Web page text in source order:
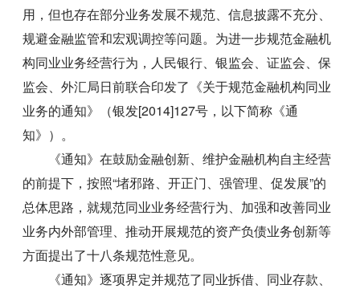
用，但也存在部分业务发展不规范、信息披露不充分、
规避金融监管和宏观调控等问题。为进一步规范金融机
构同业业务经营行为，人民银行、银监会、证监会、保
监会、外汇局日前联合印发了《关于规范金融机构同业
业务的通知》（银发[2014]127号，以下简称《通
知》）。
《通知》在鼓励金融创新、维护金融机构自主经营
的前提下，按照“堵邪路、开正门、强管理、促发展”的
总体思路，就规范同业业务经营行为、加强和改善同业
业务内外部管理、推动开展规范的资产负债业务创新等
方面提出了十八条规范性意见。
《通知》逐项界定并规范了同业拆借、同业存款、